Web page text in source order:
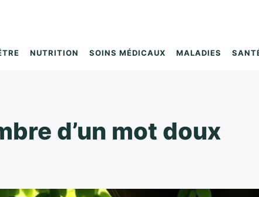
NUTRITION SOINS MÉDICAUX MALADIES
d’un mot doux